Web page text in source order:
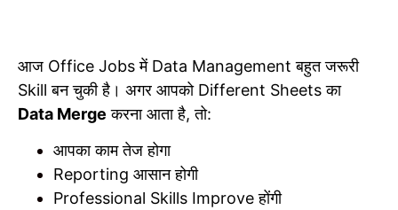
आज Office Jobs में Data Management बहुत जरूरी
Skill बन चुकी है। अगर आपको Different Sheets का
Data Merge करना आता है, तो:
आपका काम तेज होगा
Reporting आसान होगी
Professional Skills Improve होंगी